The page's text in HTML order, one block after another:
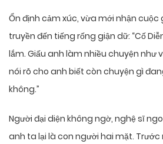
Ổn định cảm xúc, vừa mới nhận cuộc
truyền đến tiếng rống giận dữ: “Cố
lắm. Giấu anh làm nhiều chuyện như
nói rõ cho anh biết còn chuyện gì
không.”
Người đại diện không ngờ, nghệ sĩ
anh ta lại là con người hai mặt.